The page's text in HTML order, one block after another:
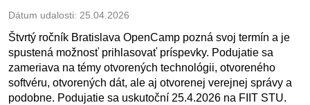
Dátum udalosti: 25.04.2026
Štvrtý ročník Bratislava OpenCamp pozná svoj termín a je
spustená možnosť prihlasovať príspevky. Podujatie sa
zameriava na témy otvorených technológii, otvoreného
softvéru, otvorených dát, ale aj otvorenej verejnej správy a
podobne. Podujatie sa uskutoční 25.4.2026 na FIIT STU.